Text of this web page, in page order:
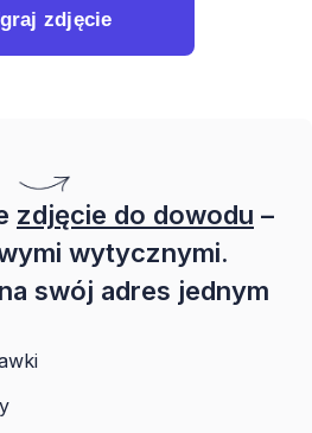
zdjęcie
zdjęcie do dowodu –
wytycznymi.
swój adres jednym